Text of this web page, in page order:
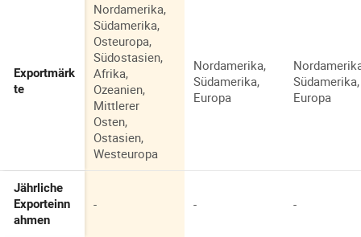
Exportmärk
te
Nordamerika,
Südamerika,
Osteuropa,
Südostasien,
Afrika,
Ozeanien,
Mittlerer
Osten,
Ostasien,
Westeuropa
Nordamerika,
Südamerika,
Europa
Südamerika,
Europa
Jährliche
Exporteinn
ahmen
- - -